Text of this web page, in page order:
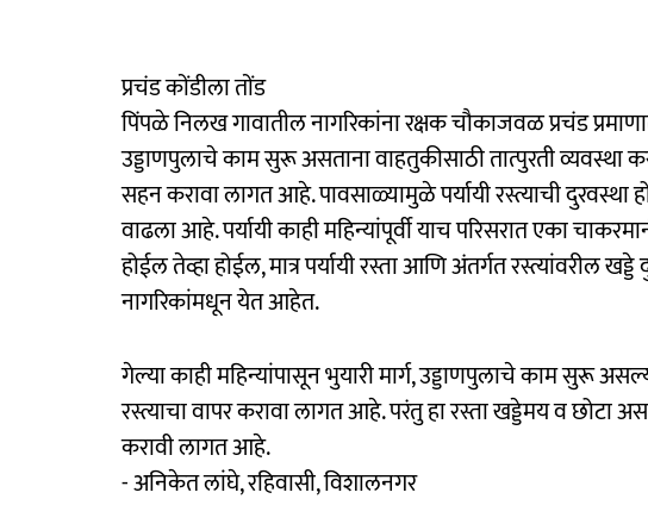
प्रचंड कोंडीला तोंड
पिंपळे निलख गावातील नागरिकांना रक्षक चौकाजवळ प्रचंड
उड्डाणपुलाचे काम सुरू असताना वाहतुकीसाठी तात्पुरती व्यवस्था
सहन करावा लागत आहे. पावसाळ्यामुळे पर्यायी रस्त्याची दुरवस्था
वाढला आहे. पर्यायी काही महिन्यांपूर्वी याच परिसरात एका
होईल तेव्हा होईल, मात्र पर्यायी रस्ता आणि अंतर्गत रस्त्यांवरील
नागरिकांमधून येत आहेत.
गेल्या काही महिन्यांपासून भुयारी मार्ग, उड्डाणपुलाचे काम सुरू
रस्त्याचा वापर करावा लागत आहे. परंतु हा रस्ता खड्डेमय व छोटा
करावी लागत आहे.
- अनिकेत लांघे, रहिवासी, विशालनगर